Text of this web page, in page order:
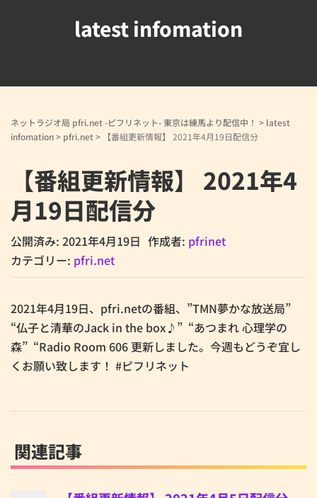
latest infomation
ネットラジオ局 pfri.net -ピフリネット- 東京は練馬より配信中！ > latest
infomation> pfri.net> 【番組更新情報】 2021年4月19日配信分
【番組更新情報】 2021年4
月19日配信分
公開済み: 2021年4月19日 作成者: pfrinet
カテゴリー: pfri.net
2021年4月19日、pfri.netの番組、”TMN夢かな放送局”
“仏子と清華のJack in the box♪” “あつまれ 心理学の
森” “Radio Room 606 更新しました。今週もどうぞ宜し
くお願い致します！ #ピフリネット
関連記事